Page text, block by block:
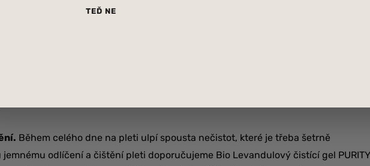
rituál pro normální, smíšenou i
rituál a nechte ji zářit po celý den i noc. Inspirujte se tímto rituálem, který pro
Jednotlivé kroky vás provedou důkladným čištěním pleti, přes hydrataci, až
Během celého dne na pleti ulpí spousta nečistot, které je třeba šetrně
odlíčení a čištění pleti doporučujeme Bio Levandulový čistící gel PURITY
TEĎ NE